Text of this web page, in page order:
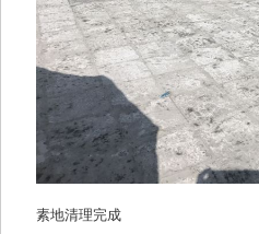
素地清理完成